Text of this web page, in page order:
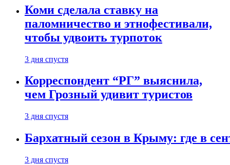
Коми сделала ставку на
паломничество и этнофестивали,
чтобы удвоить турпоток
3 дня спустя
Корреспондент “РГ” выяснила,
чем Грозный удивит туристов
3 дня спустя
Бархатный сезон в Крыму: где в
3 дня спустя